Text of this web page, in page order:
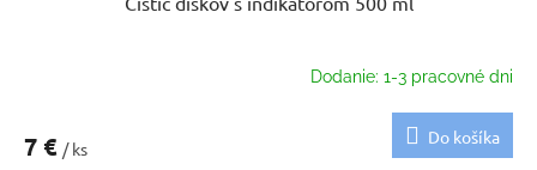
Dodanie: 1-3 pracovné dni
7 € / ks
Do košíka